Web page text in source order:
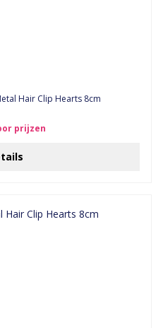
Hair Clip Hearts 8cm
prijzen